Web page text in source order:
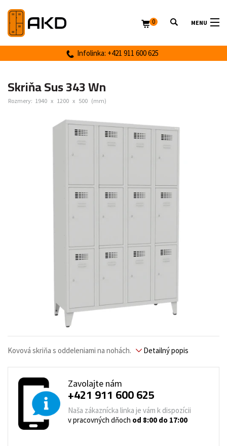
MENU
Infolinka: +421 911 600 625
0
Skriňa Sus 343 Wn
Rozmery: 1940 x 1200 x 500 (mm)
Kovová skriňa s oddeleniami na nohách. Detailný popis
Zavolajte nám
+421 911 600 625
Naša zákaznícka linka je vám k dispozícii
v pracovných dňoch od 8:00 do 17:00